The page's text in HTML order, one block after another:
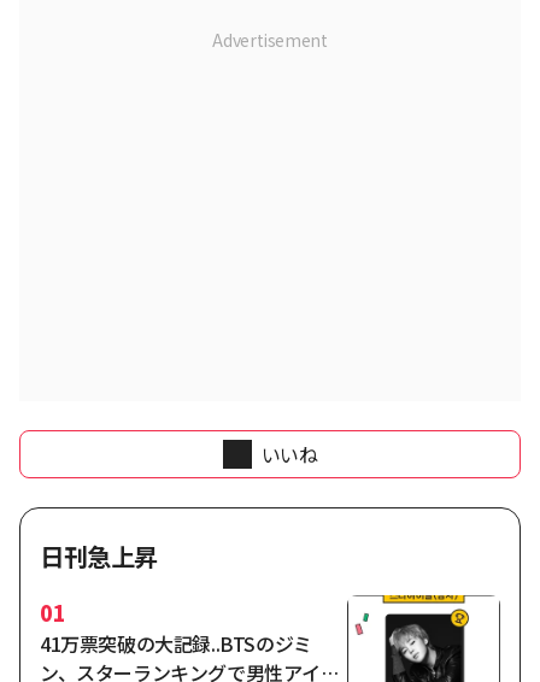
いいね
日刊急上昇
01
41万票突破の大記録..BTSのジミ
ン、スターランキングで男性アイド